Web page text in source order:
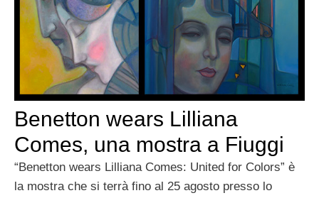
Benetton wears Lilliana
Comes, una mostra a Fiuggi
“Benetton wears Lilliana Comes: United for Colors” è
la mostra che si terrà fino al 25 agosto presso lo